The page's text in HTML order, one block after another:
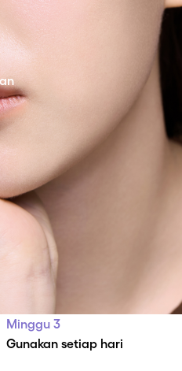
Minggu 3
Gunakan setiap hari